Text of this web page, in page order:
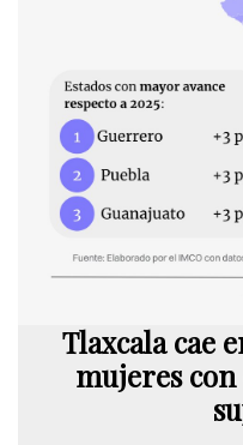
Tlaxcala cae
mujeres